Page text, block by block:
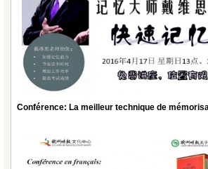
Conférence: La meilleur technique de